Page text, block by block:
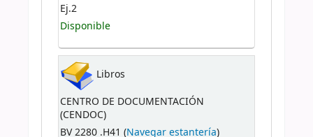
Ej.2
Disponible
Libros
CENTRO DE DOCUMENTACIÓN
(CENDOC)
BV 2280 .H41 (Navegar estantería)